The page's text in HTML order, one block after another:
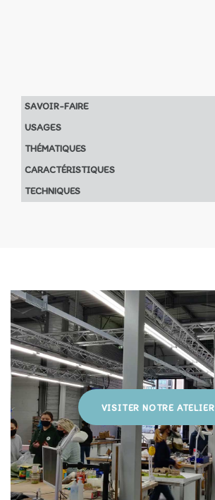
SAVOIR-FAIRE
USAGES
THÉMATIQUES
CARACTÉRISTIQUES
TECHNIQUES
VISITER NOTRE ATELIER